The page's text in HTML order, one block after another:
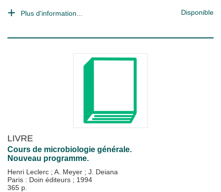
Plus d'information... Disponible
LIVRE
Cours de microbiologie générale.
Nouveau programme.
Henri Leclerc ; A. Meyer ; J. Deiana
Paris : Doin éditeurs ; 1994
365 p.